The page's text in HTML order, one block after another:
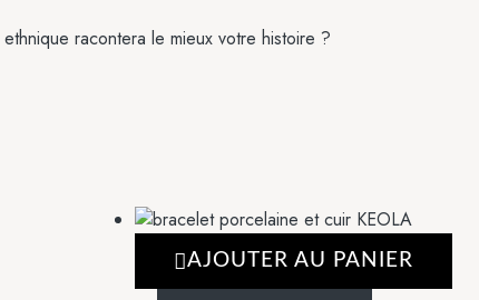
racontera le mieux votre histoire ?
AJOUTER AU PANIER